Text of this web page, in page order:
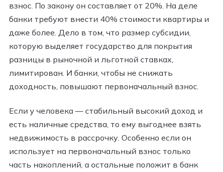
взнос. По закону он составляет от 20%. На деле
банки требуют внести 40% стоимости квартиры и
даже более. Дело в том, что размер субсидии,
которую выделяет государство для покрытия
разницы в рыночной и льготной ставках,
лимитирован. И банки, чтобы не снижать
доходность, повышают первоначальный взнос.
Если у человека — стабильный высокий доход и
есть наличные средства, то ему выгоднее взять
недвижимость в рассрочку. Особенно если он
использует на первоначальный взнос только
часть накоплений, а остальные положит в банк